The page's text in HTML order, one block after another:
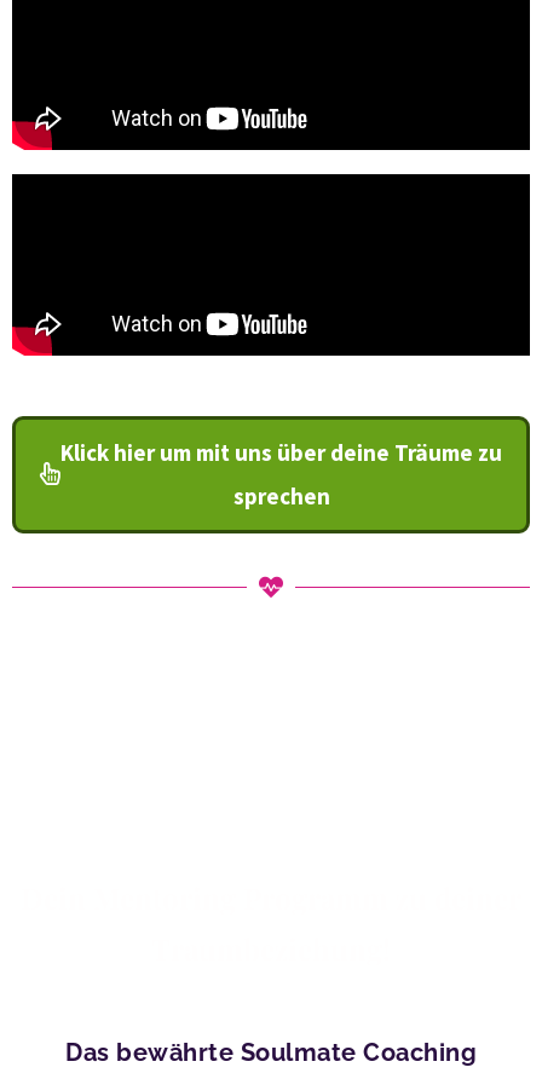
Klick hier um mit uns über deine Träume zu
sprechen
Das bewährte Soulmate Coaching